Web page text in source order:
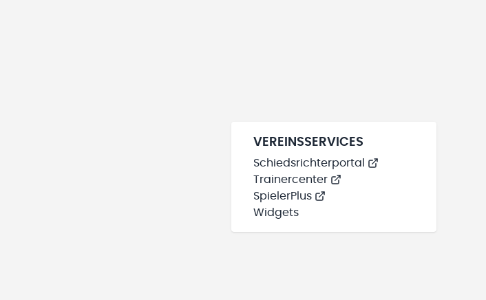
VEREINSSERVICES
Schiedsrichterportal
Trainercenter
SpielerPlus
Widgets